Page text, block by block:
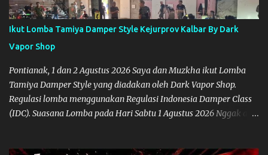
Ikut Lomba Tamiya Damper Style Kejurprov Kalbar By Dark
Vapor Shop
Pontianak, 1 dan 2 Agustus 2026 Saya dan Muzkha ikut Lomba
Tamiya Damper Style yang diadakan oleh Dark Vapor Shop.
Regulasi lomba menggunakan Regulasi Indonesia Damper Class
(IDC). Suasana Lomba pada Hari Sabtu 1 Agustus 2026 Nggak ada